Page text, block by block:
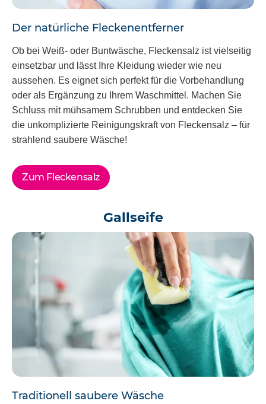
Der natürliche Fleckenentferner
Ob bei Weiß- oder Buntwäsche, Fleckensalz ist vielseitig
einsetzbar und lässt Ihre Kleidung wieder wie neu
aussehen. Es eignet sich perfekt für die Vorbehandlung
oder als Ergänzung zu Ihrem Waschmittel. Machen Sie
Schluss mit mühsamem Schrubben und entdecken Sie
die unkomplizierte Reinigungskraft von Fleckensalz – für
strahlend saubere Wäsche!
Zum Fleckensalz
Gallseife
Traditionell saubere Wäsche